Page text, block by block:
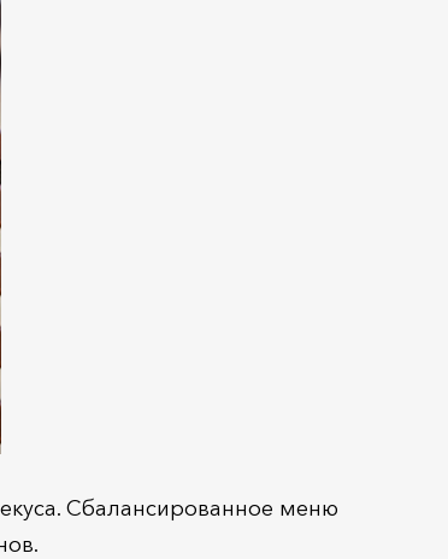
Сбалансированное меню